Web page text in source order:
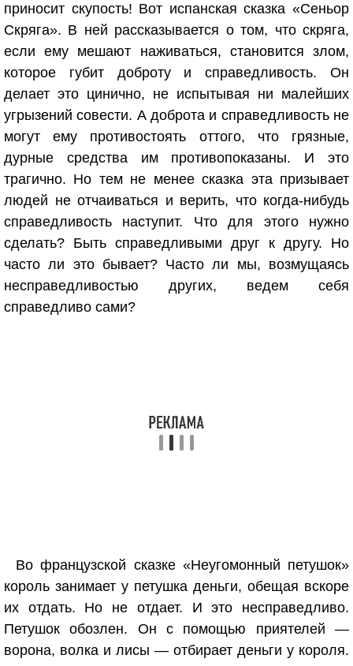
приносит скупость! Вот испанская сказка «Сеньор
Скряга». В ней рассказывается о том, что скряга,
если ему мешают наживаться, становится злом,
которое губит доброту и справедливость. Он
делает это цинично, не испытывая ни малейших
угрызений совести. А доброта и справедливость не
могут ему противостоять оттого, что грязные,
дурные средства им противопоказаны. И это
трагично. Но тем не менее сказка эта призывает
людей не отчаиваться и верить, что когда-нибудь
справедливость наступит. Что для этого нужно
сделать? Быть справедливыми друг к другу. Но
часто ли это бывает? Часто ли мы, возмущаясь
несправедливостью других, ведем себя
справедливо сами?
Во французской сказке «Неугомонный петушок»
король занимает у петушка деньги, обещая вскоре
их отдать. Но не отдает. И это несправедливо.
Петушок обозлен. Он с помощью приятелей —
ворона, волка и лисы — отбирает деньги у короля.